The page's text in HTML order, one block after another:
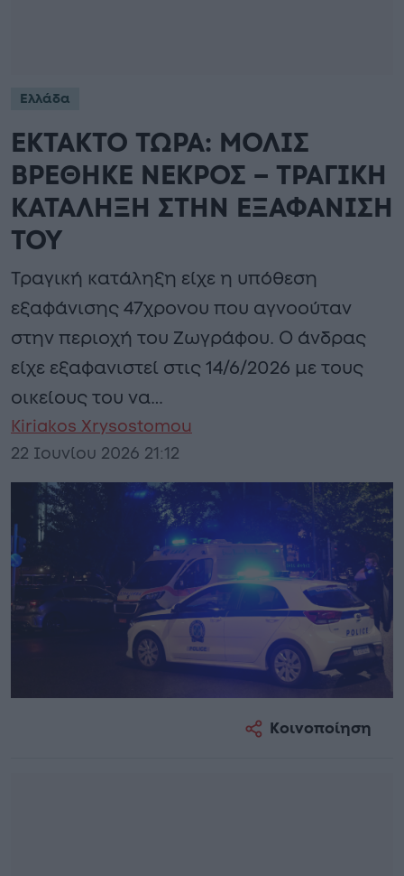
Ελλάδα
ΕΚΤΑΚΤΟ ΤΩΡΑ: ΜΟΛΙΣ
ΒΡΕΘΗΚΕ ΝΕΚΡΟΣ – ΤΡΑΓΙΚΗ
ΚΑΤΑΛΗΞΗ ΣΤΗΝ ΕΞΑΦΑΝΙΣΗ
ΤΟΥ
Τραγική κατάληξη είχε η υπόθεση
εξαφάνισης 47χρονου που αγνοούταν
στην περιοχή του Ζωγράφου. Ο άνδρας
είχε εξαφανιστεί στις 14/6/2026 με τους
οικείους του να…
Kiriakos Xrysostomou
22 Ιουνίου 2026 21:12
Κοινοποίηση